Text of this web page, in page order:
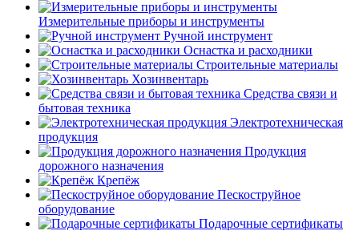
Измерительные приборы и инструменты
Ручной инструмент
Оснастка и расходники
Строительные материалы
Хозинвентарь
Средства связи и
бытовая техника
Электротехническая
продукция
Продукция
дорожного назначения
Крепёж
Пескоструйное
оборудование
Подарочные сертификаты